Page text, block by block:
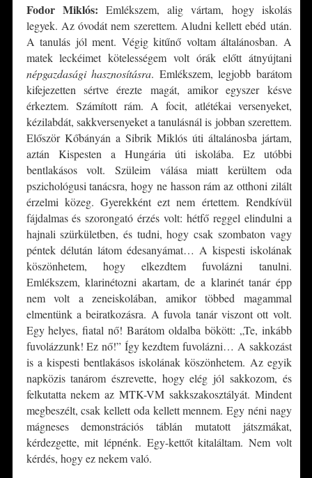
Fodor Miklós: Emlékszem, alig vártam, hogy iskolás
legyek. Az óvodát nem szerettem. Aludni kellett ebéd után.
A tanulás jól ment. Végig kitűnő voltam általánosban. A
matek leckéimet kötelességem volt órák előtt átnyújtani
népgazdasági hasznosításra. Emlékszem, legjobb barátom
kifejezetten sértve érezte magát, amikor egyszer késve
érkeztem. Számított rám. A focit, atlétékai versenyeket,
kézilabdát, sakkversenyeket a tanulásnál is jobban szerettem.
Először Kőbányán a Sibrik Miklós úti általánosba jártam,
aztán Kispesten a Hungária úti iskolába. Ez utóbbi
bentlakásos volt. Szüleim válása miatt kerültem oda
pszichológusi tanácsra, hogy ne hasson rám az otthoni zilált
érzelmi közeg. Gyerekként ezt nem értettem. Rendkívül
fájdalmas és szorongató érzés volt: hétfő reggel elindulni a
hajnali szürkületben, és tudni, hogy csak szombaton vagy
péntek délután látom édesanyámat… A kispesti iskolának
köszönhetem, hogy elkezdtem fuvolázni tanulni.
Emlékszem, klarinétozni akartam, de a klarinét tanár épp
nem volt a zeneiskolában, amikor többed magammal
elmentünk a beiratkozásra. A fuvola tanár viszont ott volt.
Egy helyes, fiatal nő! Barátom oldalba bökött: „Te, inkább
fuvolázzunk! Ez nő!” Így kezdtem fuvolázni… A sakkozást
is a kispesti bentlakásos iskolának köszönhetem. Az egyik
napközis tanárom észrevette, hogy elég jól sakkozom, és
felkutatta nekem az MTK-VM sakkszakosztályát. Mindent
megbeszélt, csak kellett oda kellett mennem. Egy néni nagy
mágneses demonstrációs táblán mutatott játszmákat,
kérdezgette, mit lépnénk. Egy-kettőt kitaláltam. Nem volt
kérdés, hogy ez nekem való.